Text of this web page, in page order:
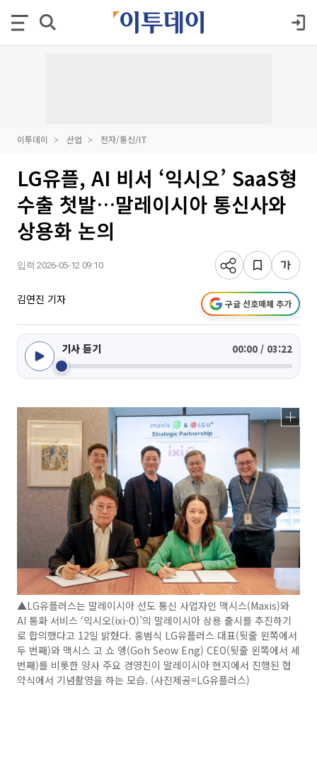
이투데이 산업 전자/통신/IT
LG유플, AI 비서 ‘익시오’ SaaS형
수출 첫발…말레이시아 통신사와
상용화 논의
입력 2026-05-12 09:10
김연진 기자 구글 선호매체 추가
기사 듣기 00:00 / 03:22
▲LG유플러스는 말레이시아 선도 통신 사업자인 맥시스(Maxis)와
AI 통화 서비스 ‘익시오(ixi-O)’의 말레이시아 상용 출시를 추진하기
로 합의했다고 12일 밝혔다. 홍범식 LG유플러스 대표(뒷줄 왼쪽에서
두 번째)와 맥시스 고 쇼 엥(Goh Seow Eng) CEO(뒷줄 왼쪽에서 세
번째)를 비롯한 양사 주요 경영진이 말레이시아 현지에서 진행된 협
약식에서 기념촬영을 하는 모습. (사진제공=LG유플러스)